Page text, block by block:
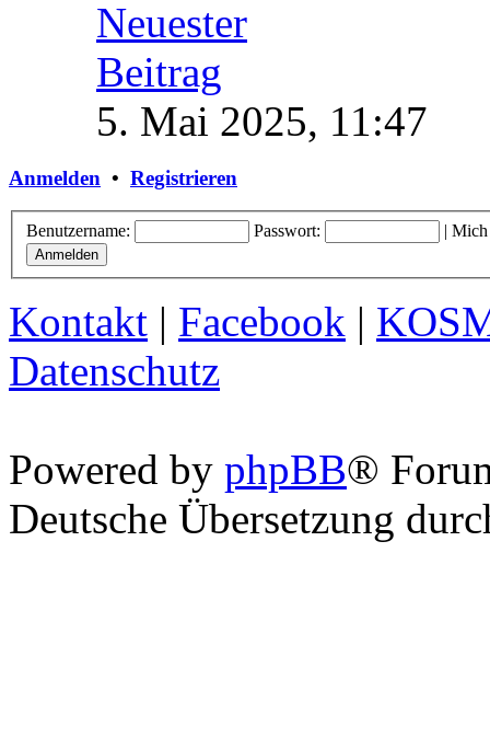
5. Mai 2025, 11:47
Anmelden • Registrieren
Benutzername: Passwort: | Mich
Kontakt | Facebook |
Datenschutz
Powered by phpBB®
Deutsche Übersetzung